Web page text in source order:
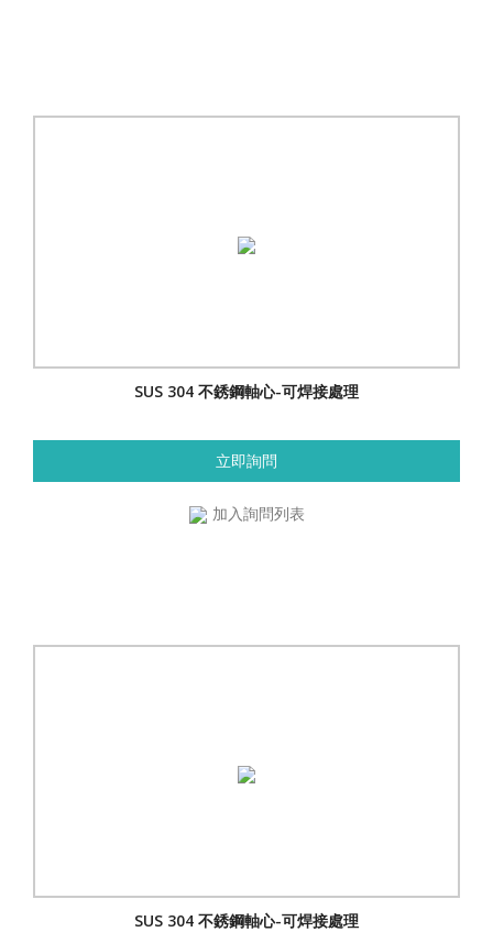
SUS 304 不銹鋼軸心-可焊接處理
立即詢問
加入詢問列表
SUS 304 不銹鋼軸心-可焊接處理